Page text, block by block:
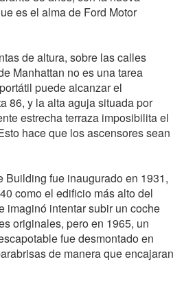
es el alma de Ford Motor
de altura, sobre las calles
Manhattan no es una tarea
puede alcanzar el
86, y la alta aguja situada por
estrecha terraza imposibilita el
hace que los ascensores sean
Building fue inaugurado en 1931,
como el edificio más alto del
imaginó intentar subir un coche
originales, pero en 1965, un
fue desmontado en
de manera que encajaran